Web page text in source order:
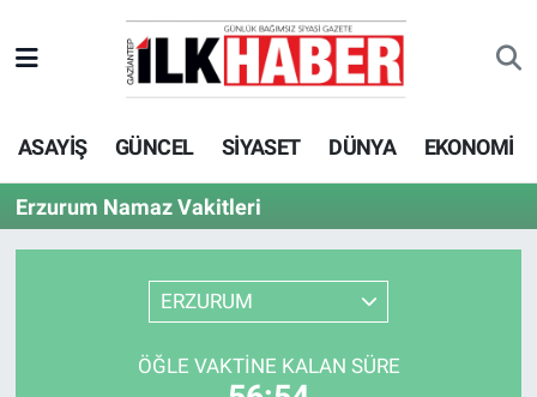
ASAYİŞ GÜNCEL SİYASET DÜNYA EKONOMİ
Erzurum Namaz Vakitleri
ERZURUM
ÖĞLE VAKTINE KALAN SÜRE
EKONOMİ
SİYASET
SAĞLIK
Beyoğlu Hava Durumu
Beyoğlu Trafik Yoğunluk Haritası
Süper Lig Puan Durumu ve Fikstür
Tüm Manşetler